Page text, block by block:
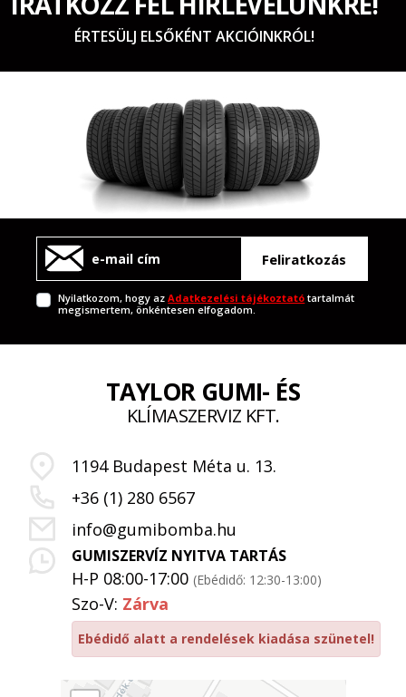
ÉRTESÜLJ ELSŐKÉNT AKCIÓINKRÓL!
Feliratkozás
Nyilatkozom, hogy azAdatkezelési tájékoztató tartalmát
megismertem, önkéntesen elfogadom.
TAYLOR GUMI- ÉS
KLÍMASZERVIZ KFT.
1194 Budapest Méta u. 13.
+36 (1) 280 6567
info@gumibomba.hu
GUMISZERVÍZ NYITVA TARTÁS
H-P 08:00-17:00 (Ebédidő: 12:30-13:00)
Szo-V: Zárva
Ebédidő alatt a rendelések kiadása szünetel!